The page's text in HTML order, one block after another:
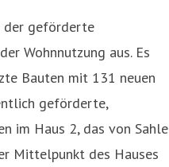
der geförderte
Wohnnutzung aus. Es
Bauten mit 131 neuen
geförderte,
im Haus 2, das von Sahle
Mittelpunkt des Hauses